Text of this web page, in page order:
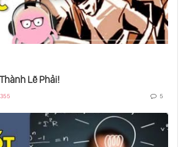
Bạn Có Đang Hiểu Sai Về Tầng Lớp Quý Tộc?
Truyền Thông Đã “Giải Phóng” Miền Nam
Như Thế Nào?
3 Bài Học Quý Giá Từ Tướng Giáp & Thắng
Lợi Điện Biên Phủ
Lẽ Phải!
5